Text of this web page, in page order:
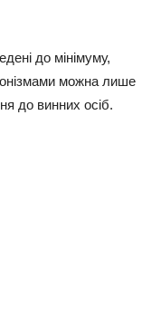
до мінімуму,
можна лише
до винних осіб.